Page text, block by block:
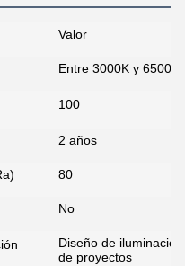
Valor
Entre 3000K y 6500K
100
2 años
80
No
Diseño de
de proyectos